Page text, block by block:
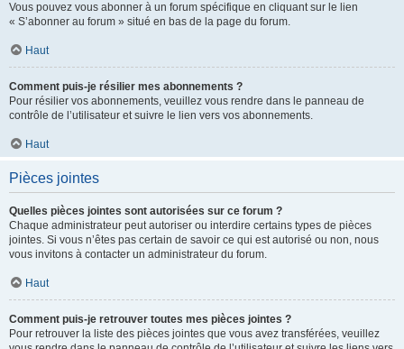
Vous pouvez vous abonner à un forum spécifique en cliquant sur le lien
« S’abonner au forum » situé en bas de la page du forum.
Haut
Comment puis-je résilier mes abonnements ?
Pour résilier vos abonnements, veuillez vous rendre dans le panneau de
contrôle de l’utilisateur et suivre le lien vers vos abonnements.
Haut
Pièces jointes
Quelles pièces jointes sont autorisées sur ce forum ?
Chaque administrateur peut autoriser ou interdire certains types de pièces
jointes. Si vous n’êtes pas certain de savoir ce qui est autorisé ou non, nous
vous invitons à contacter un administrateur du forum.
Haut
Comment puis-je retrouver toutes mes pièces jointes ?
Pour retrouver la liste des pièces jointes que vous avez transférées, veuillez